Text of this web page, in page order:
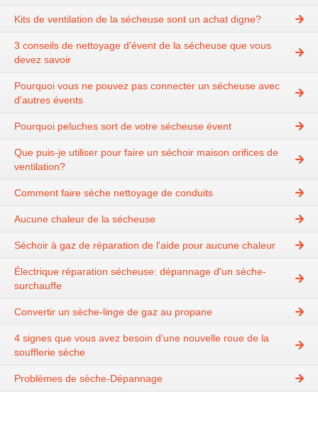
Kits de ventilation de la sécheuse sont un achat digne?
3 conseils de nettoyage d'évent de la sécheuse que vous
devez savoir
Pourquoi vous ne pouvez pas connecter un sécheuse avec
d'autres évents
Pourquoi peluches sort de votre sécheuse évent
Que puis-je utiliser pour faire un séchoir maison orifices de
ventilation?
Comment faire sèche nettoyage de conduits
Aucune chaleur de la sécheuse
Séchoir à gaz de réparation de l'aide pour aucune chaleur
Électrique réparation sécheuse: dépannage d'un sèche-
surchauffe
Convertir un sèche-linge de gaz au propane
4 signes que vous avez besoin d'une nouvelle roue de la
soufflerie sèche
Problèmes de sèche-Dépannage